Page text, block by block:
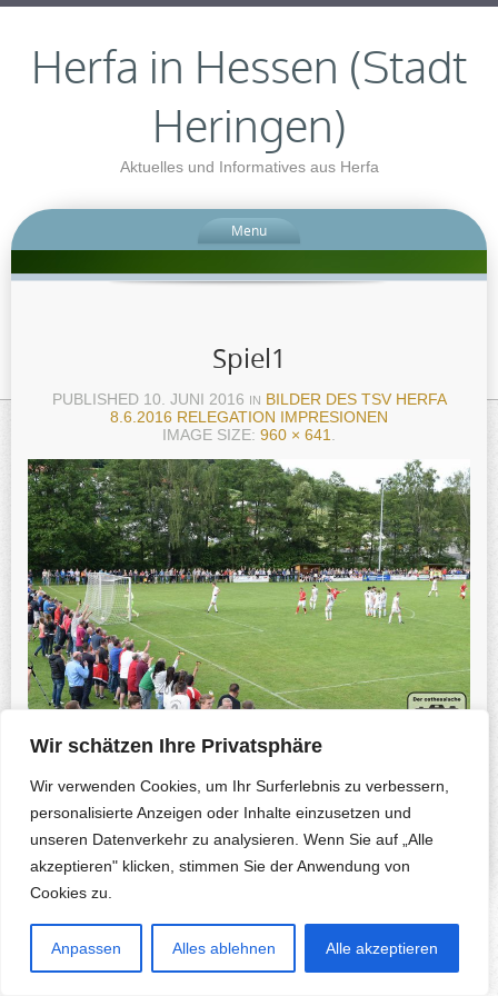
Wir schätzen Ihre Privatsphäre
Wir verwenden Cookies, um Ihr Surferlebnis zu verbessern,
personalisierte Anzeigen oder Inhalte einzusetzen und
unseren Datenverkehr zu analysieren. Wenn Sie auf „Alle
akzeptieren" klicken, stimmen Sie der Anwendung von
Cookies zu.
Anpassen Alles ablehnen Alle akzeptieren
Herfa in Hessen (Stadt
Heringen)
Aktuelles und Informatives aus Herfa
Menu
Spiel1
PUBLISHED 10. JUNI 2016 IN BILDER DES TSV HERFA
8.6.2016 RELEGATION IMPRESIONEN
IMAGE SIZE: 960 × 641.
Previous Photo Next Photo